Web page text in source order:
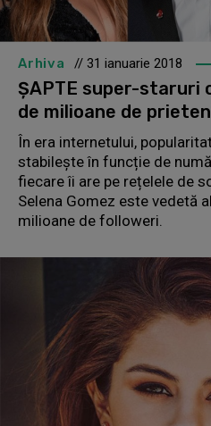
Arhiva // 31 ianuarie 2018
ȘAPTE super-staruri
de milioane de
În era internetului,
stabilește în funcție de
fiecare îi are pe rețelele de
Selena Gomez este vedetă
milioane de followeri.